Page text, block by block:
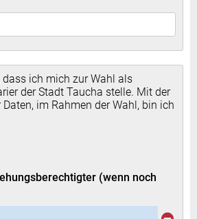
dass ich mich zur Wahl als
der Stadt Taucha stelle. Mit der
im Rahmen der Wahl, bin ich
(wenn noch